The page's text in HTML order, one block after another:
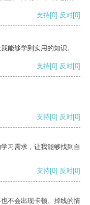
支持[0] 反对[0]
能够学到实用的知识。
支持[0] 反对[0]
支持[0] 反对[0]
习需求，让我能够找到自
支持[0] 反对[0]
不会出现卡顿、掉线的情